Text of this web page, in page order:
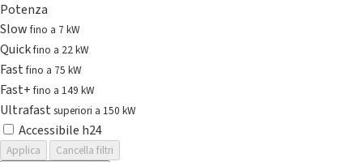
Potenza
Slowfino a 7 kW
Quickfino a 22 kW
Fastfino a 75 kW
Fast+fino a 149 kW
Ultrafast superiori a 150 kW
Accessibile h24
Applica
Cancella filtri